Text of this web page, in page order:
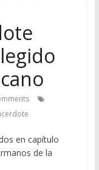
en capítulo
de la